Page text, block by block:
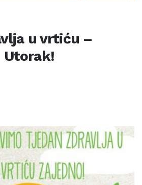
u vrtiću –
Utorak!